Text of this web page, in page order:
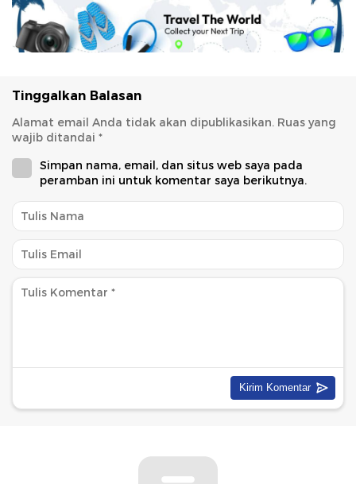
Tinggalkan Balasan
Alamat email Anda tidak akan dipublikasikan. Ruas yang
wajib ditandai *
Simpan nama, email, dan situs web saya pada
peramban ini untuk komentar saya berikutnya.